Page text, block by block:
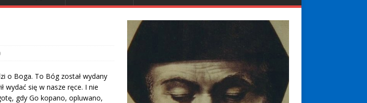
o Boga. To Bóg został wydany
wydać się w nasze ręce. I nie
gdy Go kopano, opluwano,